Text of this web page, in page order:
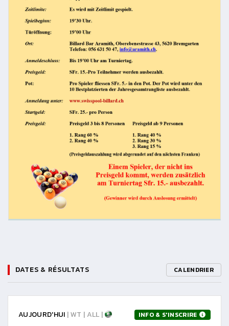
DATES & RÉSULTATS CALENDRIER
AUJOURD'HUI | WT | ALL | INFO & S'INSCRIRE